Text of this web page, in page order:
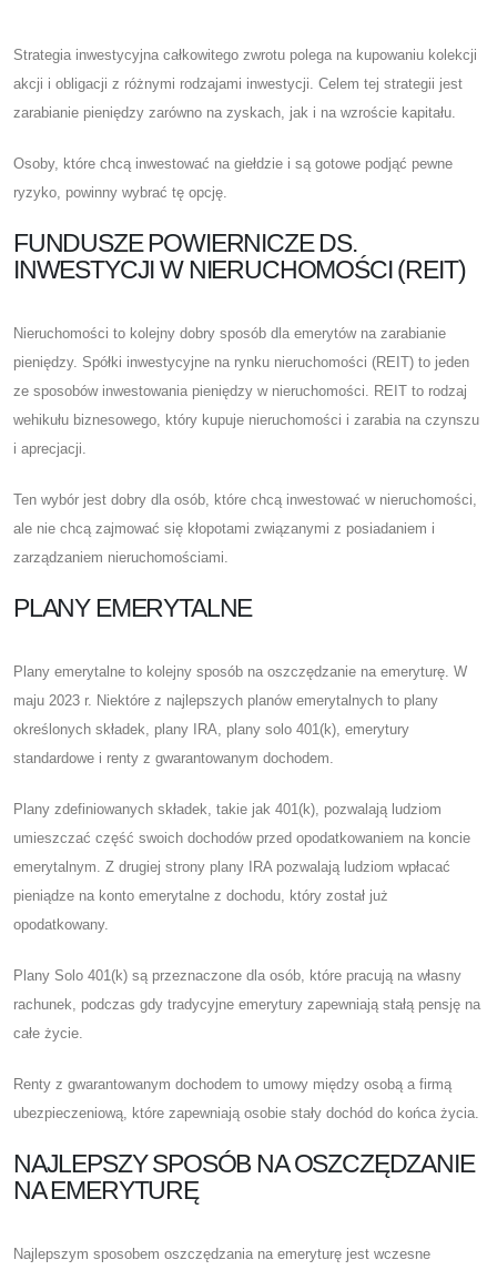
Strategia inwestycyjna całkowitego zwrotu polega na kupowaniu kolekcji
akcji i obligacji z różnymi rodzajami inwestycji. Celem tej strategii jest
zarabianie pieniędzy zarówno na zyskach, jak i na wzroście kapitału.
Osoby, które chcą inwestować na giełdzie i są gotowe podjąć pewne
ryzyko, powinny wybrać tę opcję.
FUNDUSZE POWIERNICZE DS.
INWESTYCJI W NIERUCHOMOŚCI (REIT)
Nieruchomości to kolejny dobry sposób dla emerytów na zarabianie
pieniędzy. Spółki inwestycyjne na rynku nieruchomości (REIT) to jeden
ze sposobów inwestowania pieniędzy w nieruchomości. REIT to rodzaj
wehikułu biznesowego, który kupuje nieruchomości i zarabia na czynszu
i aprecjacji.
Ten wybór jest dobry dla osób, które chcą inwestować w nieruchomości,
ale nie chcą zajmować się kłopotami związanymi z posiadaniem i
zarządzaniem nieruchomościami.
PLANY EMERYTALNE
Plany emerytalne to kolejny sposób na oszczędzanie na emeryturę. W
maju 2023 r. Niektóre z najlepszych planów emerytalnych to plany
określonych składek, plany IRA, plany solo 401(k), emerytury
standardowe i renty z gwarantowanym dochodem.
Plany zdefiniowanych składek, takie jak 401(k), pozwalają ludziom
umieszczać część swoich dochodów przed opodatkowaniem na koncie
emerytalnym. Z drugiej strony plany IRA pozwalają ludziom wpłacać
pieniądze na konto emerytalne z dochodu, który został już
opodatkowany.
Plany Solo 401(k) są przeznaczone dla osób, które pracują na własny
rachunek, podczas gdy tradycyjne emerytury zapewniają stałą pensję na
całe życie.
Renty z gwarantowanym dochodem to umowy między osobą a firmą
ubezpieczeniową, które zapewniają osobie stały dochód do końca życia.
NAJLEPSZY SPOSÓB NA OSZCZĘDZANIE
NA EMERYTURĘ
Najlepszym sposobem oszczędzania na emeryturę jest wczesne